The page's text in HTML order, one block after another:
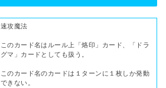
速攻魔法
このカード名はルール上「烙印」カード、「ドラ
グマ」カードとしても扱う。
このカード名のカードは１ターンに１枚しか発動
できない。